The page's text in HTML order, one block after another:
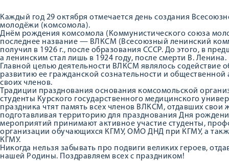
Каждый год 29 октября отмечается день создания
молодёжи (комсомола).
Днём рождения комсомола (Коммунистического союза
последнее название — ВЛКСМ (Всесоюзный ленинский
получил в 1926 г., после образования СССР. До этого, в
а ленинским стал лишь в 1924 году, после смерти В. Ленина.
Главной целью деятельности ВЛКСМ являлось
развитию ее гражданской сознательности и
своих членов.
Традиции празднования основания комсомольской
студенты Курского государственного медицинского
праздника чтят память всех членов ВЛКСМ, отдавших свои
подготавливая территорию для празднования Дня
мероприятий принимают активное участие студенты,
организации обучающихся КГМУ, ОМО ДНД при КГМУ, а
КГМУ.
Никогда нельзя забывать про подвиги великих героев,
нашей Родины. Поздравляем всех с праздником!